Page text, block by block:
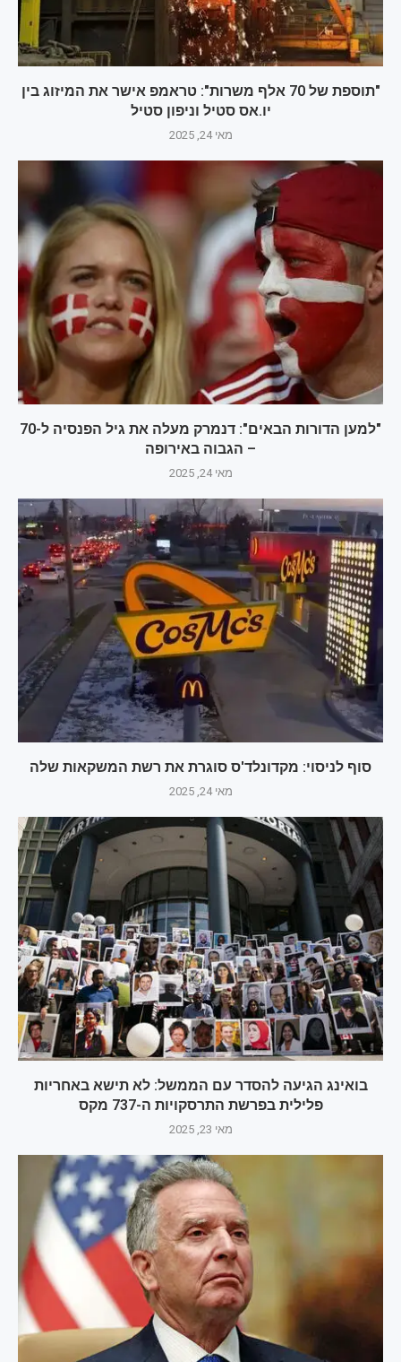
"תוספת של 70 אלף משרות": טראמפ אישר את המיזוג בין
יו.אס סטיל וניפון סטיל
מאי 24, 2025
"למען הדורות הבאים": דנמרק מעלה את גיל הפנסיה ל-70
– הגבוה באירופה
מאי 24, 2025
סוף לניסוי: מקדונלד'ס סוגרת את רשת המשקאות שלה
מאי 24, 2025
בואינג הגיעה להסדר עם הממשל: לא תישא באחריות
פלילית בפרשת התרסקויות ה-737 מקס
מאי 23, 2025